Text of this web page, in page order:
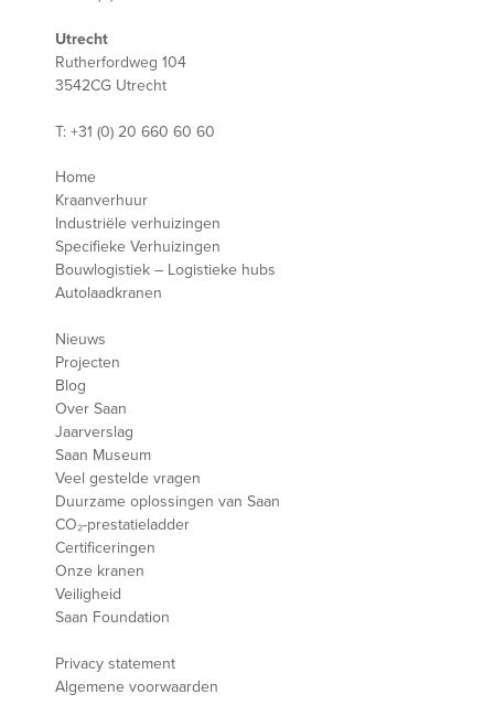
Utrecht
Rutherfordweg 104
3542CG Utrecht
T: +31 (0) 20 660 60 60
Home
Kraanverhuur
Industriële verhuizingen
Specifieke Verhuizingen
Bouwlogistiek – Logistieke hubs
Autolaadkranen
Nieuws
Projecten
Blog
Over Saan
Jaarverslag
Saan Museum
Veel gestelde vragen
Duurzame oplossingen van Saan
CO₂-prestatieladder
Certificeringen
Onze kranen
Veiligheid
Saan Foundation
Privacy statement
Algemene voorwaarden